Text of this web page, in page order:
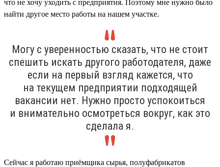
что не хочу уходить с предприятия. Поэтому мне нужно было
найти другое место работы на нашем участке.
Могу с уверенностью сказать, что не стоит
спешить искать другого работодателя, даже
если на первый взгляд кажется, что
на текущем предприятии подходящей
вакансии нет. Нужно просто успокоиться
и внимательно осмотреться вокруг, как это
сделала я.
Сейчас я работаю приёмщика сырья, полуфабрикатов